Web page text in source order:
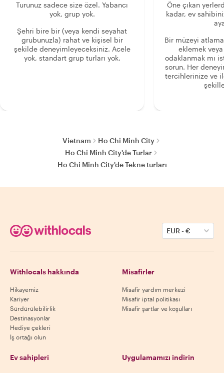
Turunuz sadece size özel. Yabancı
yok, grup yok.
Şehri bire bir (veya kendi seyahat
grubunuzla) rahat ve kişisel bir
şekilde deneyimleyeceksiniz. Acele
yok, standart grup turları yok.
Öne çıkan
kadar, ev
Bir müzeyi
eklemek
odaklanmak mı
sorun. Her
tercihlerinize ve
Vietnam
Ho Chi Minh City
Ho Chi Minh City'de Turlar
Ho Chi Minh City'de Tekne turları
EUR-€
Withlocals hakkında
Hikayemiz
Kariyer
Sürdürülebilirlik
Destinasyonlar
Hediye çekleri
İş ortağı olun
Misafirler
Misafir yardım merkezi
Misafir iptal politikası
Misafir şartlar ve koşulları
Ev sahipleri Uygulamamızı indirin